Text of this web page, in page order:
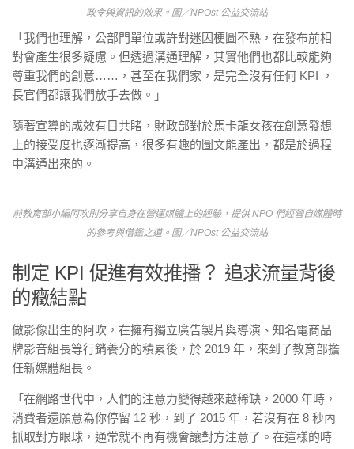
政令與資訊的效果。圖／NPOst 公益交流站
「我們也理解，公部門單位或許對迷因梗圖不熟，在發布前相
對會產生很多疑慮。但透過溝通理解，其實他們也都比較能夠
尊重我們的創意……，甚至在我們家，是完全沒有任何 KPI ，
長官們都讓我們放手去做。」
隨著宣導的成效有目共睹，財政部對於馬卡龍女孩在創意發想
上的接受度也逐漸提高，很多有趣的圖文能產出，都是於過程
中溝通出來的。
前教育部小編阿吹則分享自身在營運媒體上的經驗，提供 NPO 們經營自媒體時
的參考與借鑑之道。圖／NPOst 公益交流站
制定 KPI 促進有效推播？ 追求流量背後
的癥結點
做影像出生的阿吹，在擁有獨立廣告製片與導演、知名電商品
牌影音組長等行銷養分的積累後，於 2019 年，來到了教育部擔
任新媒體組長。
「在網路世代中，人們的注意力變得越來越稀缺，2000 年時，
消費者還願意為你停留 12 秒，到了 2015 年，若沒有在 8 秒內
抓取對方眼球，通常就不再有機會讓對方注意了。在這樣的時